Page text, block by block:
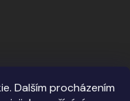
Dalším procházením